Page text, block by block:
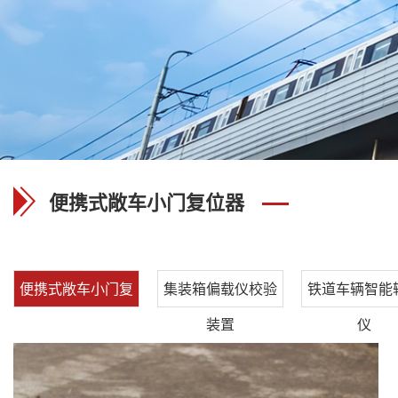
便携式敞车小门复位器
便携式敞车小门复
集装箱偏载仪校验
装置
铁道车辆智能
仪